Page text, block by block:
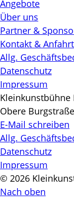
Angebote
Über uns
Partner &
Kontakt & Anfahrt
Allg.
Datenschutz
Impressum
Kleinkunstbühne
Obere
E-Mail schreiben
Allg.
Datenschutz
Impressum
© 2026
Nach oben